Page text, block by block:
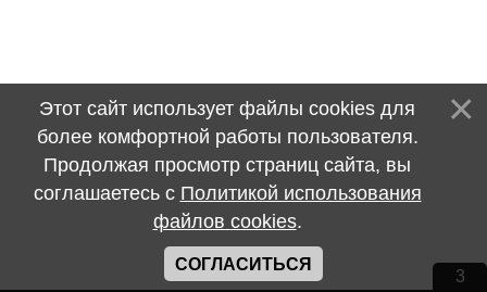
Этот сайт использует файлы cookies для
более комфортной работы пользователя.
Продолжая просмотр страниц сайта, вы
соглашаетесь с Политикой использования
файлов cookies.
СОГЛАСИТЬСЯ
3